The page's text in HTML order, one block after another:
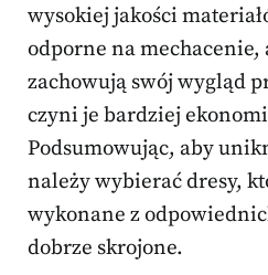
wysokiej jakości
odporne na
zachowują swój wygląd
czyni je bardziej
Podsumowując, aby
należy wybierać dresy,
wykonane z
dobrze skrojone.